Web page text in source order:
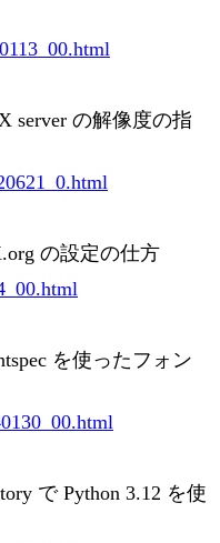
server の解像度の指
の設定の仕方
を使ったフォン
で Python 3.12 を使